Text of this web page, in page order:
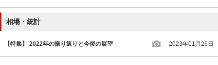
相場・統計
【特集】 2022年の振り返りと今後の展望 2023年01月26日